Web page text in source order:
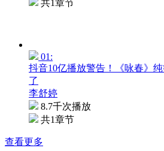
共1章节
01:
抖音10亿播放警告！《咏春》
了
李舒婷
8.7千次播放
共1章节
查看更多